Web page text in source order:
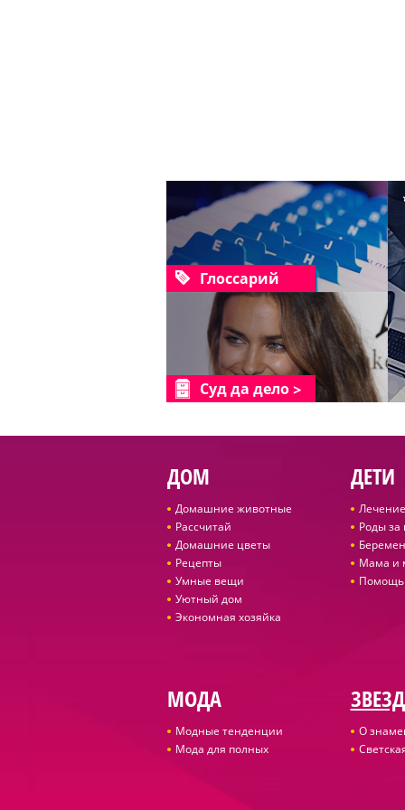
Глоссарий
Суд да дело
ДОМ
Домашние животные
Рассчитай
Домашние цветы
Рецепты
Умные вещи
Уютный дом
Экономная хозяйка
ДЕТИ
Роды за
Мама и
Помощь
МОДА
Модные тенденции
Мода для полных
О